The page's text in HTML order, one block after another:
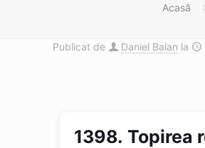
Acasă
Publicat de Daniel Balan la
1398. Topirea